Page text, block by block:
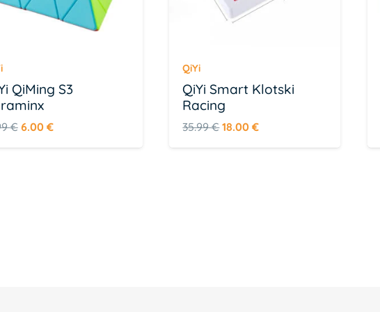
QiMing S3
€ Algne
hind
6.00 €Praegune
hind
QiYi
QiYi Smart Klotski
Racing
35.99€Algne
hind
18.00€Praegune
hind